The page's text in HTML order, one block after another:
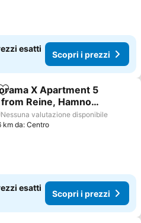
esatti
Scopri i prezzi
Aggiungi ai preferiti
X Apartment 5
Reine, Hamnoy
Bodo ferry
Nessuna valutazione disponibile
km da: Centro
esatti
Scopri i prezzi